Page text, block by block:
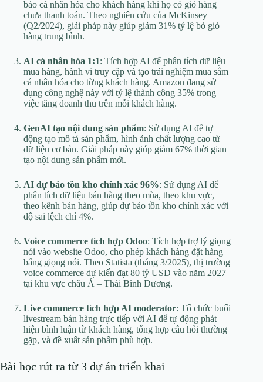
báo cá nhân hóa cho khách hàng khi họ có giỏ hàng
chưa thanh toán. Theo nghiên cứu của McKinsey
(Q2/2024), giải pháp này giúp giảm 31% tỷ lệ bỏ giỏ
hàng trung bình.
AI cá nhân hóa 1:1: Tích hợp AI để phân tích dữ liệu
mua hàng, hành vi truy cập và tạo trải nghiệm mua sắm
cá nhân hóa cho từng khách hàng. Amazon đang sử
dụng công nghệ này với tỷ lệ thành công 35% trong
việc tăng doanh thu trên mỗi khách hàng.
GenAI tạo nội dung sản phẩm: Sử dụng AI để tự
động tạo mô tả sản phẩm, hình ảnh chất lượng cao từ
dữ liệu cơ bản. Giải pháp này giúp giảm 67% thời gian
tạo nội dung sản phẩm mới.
AI dự báo tồn kho chính xác 96%: Sử dụng AI để
phân tích dữ liệu bán hàng theo mùa, theo khu vực,
theo kênh bán hàng, giúp dự báo tồn kho chính xác với
độ sai lệch chỉ 4%.
Voice commerce tích hợp Odoo: Tích hợp trợ lý giọng
nói vào website Odoo, cho phép khách hàng đặt hàng
bằng giọng nói. Theo Statista (tháng 3/2025), thị trường
voice commerce dự kiến đạt 80 tỷ USD vào năm 2027
tại khu vực châu Á – Thái Bình Dương.
Live commerce tích hợp AI moderator: Tổ chức buổi
livestream bán hàng trực tiếp với AI để tự động phát
hiện bình luận từ khách hàng, tổng hợp câu hỏi thường
gặp, và đề xuất sản phẩm phù hợp.
Bài học rút ra từ 3 dự án triển khai